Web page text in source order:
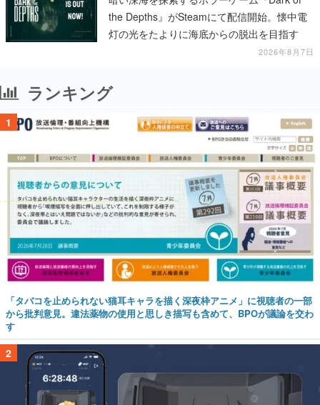
the Depths』がSteamにて配信開始。懐中電
灯の光をたよりに海底からの脱出を目指す
2026年8月7日
ランキング
1
「タバコを止められない猫耳キャラを描く深夜枠アニメ」に視聴者の一部
から批判意見。違法薬物の使用と思しき描写も含めて、BPOが議論を交わ
す
2